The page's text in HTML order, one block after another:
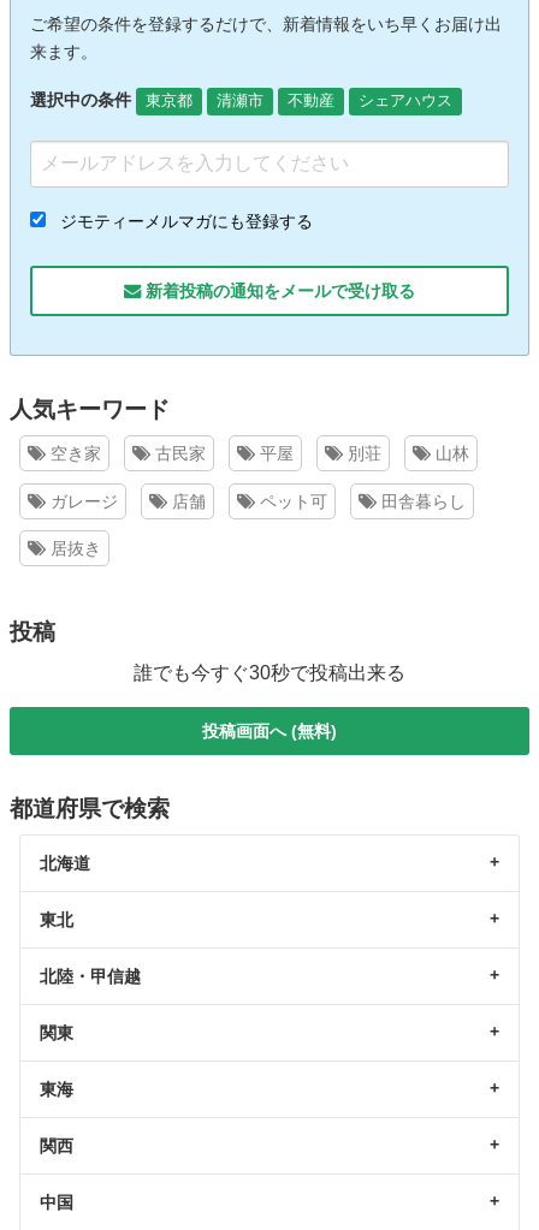
ご希望の条件を登録するだけで、新着情報をいち早くお届け出
来ます。
選択中の条件 東京都 清瀬市 不動産 シェアハウス
ジモティーメルマガにも登録する
新着投稿の通知をメールで受け取る
人気キーワード
空き家 古民家 平屋 別荘 山林
ガレージ 店舗 ペット可 田舎暮らし
居抜き
投稿
誰でも今すぐ30秒で投稿出来る
投稿画面へ (無料)
都道府県で検索
北海道
東北
北陸・甲信越
関東
東海
関西
中国